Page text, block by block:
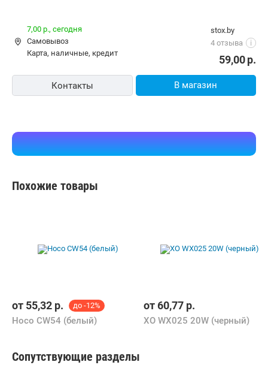
stox.by
4 отзыва
i
7,00 р., сегодня
Самовывоз
карта, наличные, кредит
59,00р.
Контакты В магазин
Похожие товары
от 55,32 р. до -12%
Hoco CW54 (белый)
от60,77 р.
XO WX025 20W (черный)
Сопутствующие разделы